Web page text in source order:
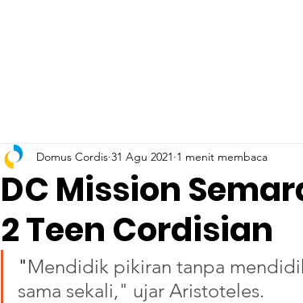
DC Mission
2 Teen Cordisian
Domus Cordis 31 Agu 2021 1 menit membaca
"Mendidik pikiran tanpa
sama sekali," ujar Aristoteles.